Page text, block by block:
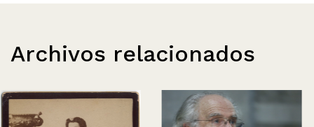
Archivos relacionados